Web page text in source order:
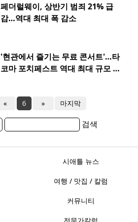
페더럴웨이, 상반기 범죄 21% 급
감…역대 최대 폭 감소
'현관에서 즐기는 무료 콘서트'…타
코마 포치페스트 역대 최대 규모 개
« 6 » 마지막
검색
시애틀 뉴스
여행 / 맛집 / 칼럼
커뮤니티